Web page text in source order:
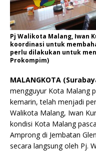
Pj Walikota Malang, Iwan
koordinasi untuk
perlu dilakukan untuk
Prokompim)
MALANGKOTA
mengguyur Kota Malang
kemarin, telah menjadi
Walikota Malang, Iwan
kondisi Kota Malang
Amprong di Jembatan
secara langsung oleh Pj.